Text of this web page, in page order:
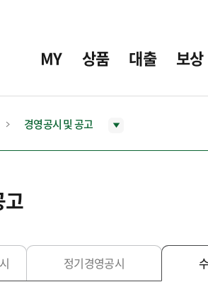
MY 상품 대출 보상
경영공시 및 공고
고
정기경영공시